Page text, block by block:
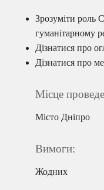
Зрозуміти роль
гуманітарному
Дізнатися про
Дізнатися про
Місце
Місто Дніпро
Вимоги:
Жодних